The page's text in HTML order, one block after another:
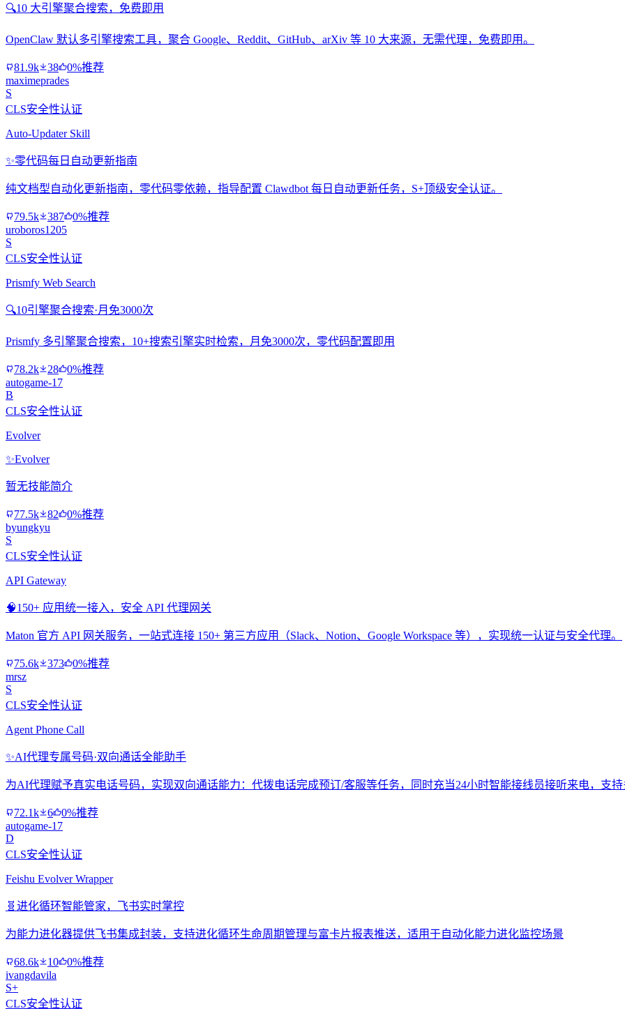
🔍10 大引擎聚合搜索，免费即用
OpenClaw 默认多引擎搜索工具，聚合 Google、Reddit、GitHub、arXiv 等 10 大来源，无需代理，免费即用。
81.9k 38
0%推荐
maximeprades
S
CLS安全性认证
Auto-Updater Skill
✨零代码每日自动更新指南
纯文档型自动化更新指南，零代码零依赖，指导配置 Clawdbot 每日自动更新任务，S+顶级安全认证。
79.5k 387
0%推荐
uroboros1205
S
CLS安全性认证
Prismfy Web Search
🔍10引擎聚合搜索·月免3000次
Prismfy 多引擎聚合搜索，10+搜索引擎实时检索，月免3000次，零代码配置即用
78.2k 28
0%推荐
autogame-17
B
CLS安全性认证
Evolver
✨Evolver
暂无技能简介
77.5k 82
0%推荐
byungkyu
S
CLS安全性认证
API Gateway
🧠150+ 应用统一接入，安全 API 代理网关
Maton 官方 API 网关服务，一站式连接 150+ 第三方应用（Slack、Notion、Google Workspace 等），实现统一认证与安全代理。
75.6k 373
0%推荐
mrsz
S
CLS安全性认证
Agent Phone Call
✨AI代理专属号码·双向通话全能助手
为AI代理赋予真实电话号码，实现双向通话能力：代拨电话完成预订/客服等任务，同时充当24小时智能接线员接听来电，支持
72.1k 6
0%推荐
autogame-17
D
CLS安全性认证
Feishu Evolver Wrapper
🧬 进化循环智能管家，飞书实时掌控
为能力进化器提供飞书集成封装，支持进化循环生命周期管理与富卡片报表推送，适用于自动化能力进化监控场景
68.6k 10
0%推荐
ivangdavila
S+
CLS安全性认证